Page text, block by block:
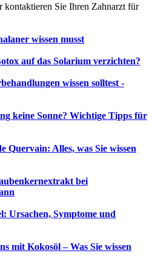
Sie Ihren Zahnarzt für
wissen musst
auf das Solarium verzichten?
wissen solltest -
keine Sonne? Wichtige Tipps für
Quervain: Alles, was Sie wissen
bei
Ursachen, Symptome und
mit Kokosöl – Was Sie wissen